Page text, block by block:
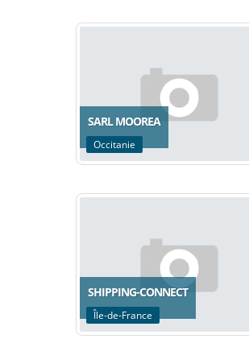
SARL MOOREA
Occitanie
SHIPPING-CONNECT
Île-de-France